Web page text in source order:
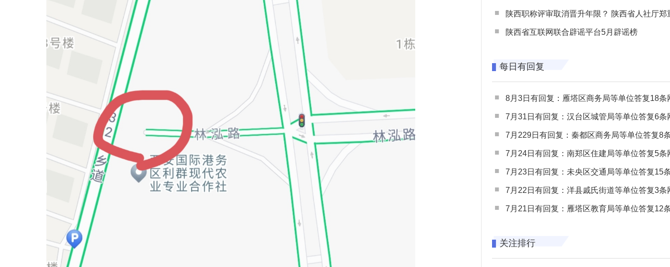
陕西职称评审取消晋升年限？ 陕西省人社厅郑重声明 谨防职称评审不实言
陕西省互联网联合辟谣平台5月辟谣榜
每日有回复
8月3日有回复：雁塔区商务局等单位答复18条网民
7月31日有回复：汉台区城管局等单位答复6条网民
7月229日有回复：秦都区商务局等单位答复8条网民
7月24日有回复：南郑区住建局等单位答复5条网民
7月23日有回复：未央区交通局等单位答复15条网民
7月22日有回复：洋县戚氏街道等单位答复3条网民
7月21日有回复：雁塔区教育局等单位答复12条网民
关注排行